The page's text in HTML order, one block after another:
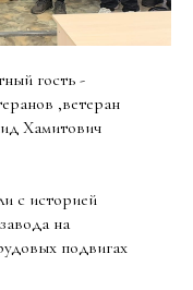
гость -
,ветеран
Хамитович
с историей
на
подвигах